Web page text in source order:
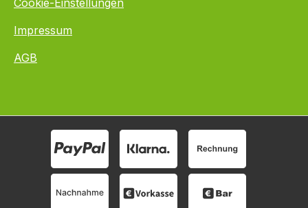
Cookie-Einstellungen
Impressum
AGB